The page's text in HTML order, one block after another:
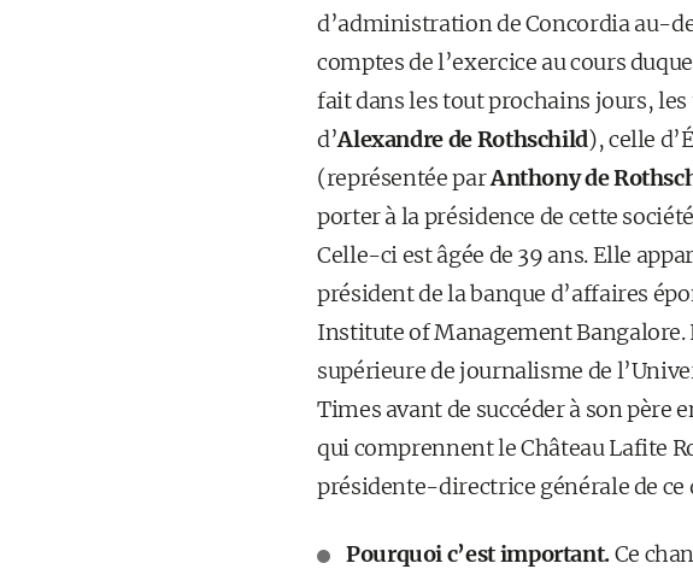
d’administration de Concordia au-
comptes de l’exercice au cours
fait dans les tout prochains jours,
d’Alexandre de Rothschild), celle
(représentée parAnthony de
porter à la présidence de cette
Celle-ci est âgée de 39 ans. Elle
président de la banque d’affaires
Institute of Management Bangalore.
supérieure de journalisme de
Times avant de succéder à son père
qui comprennent le Château Lafite
présidente-directrice générale de ce
Pourquoi c’est important.Ce